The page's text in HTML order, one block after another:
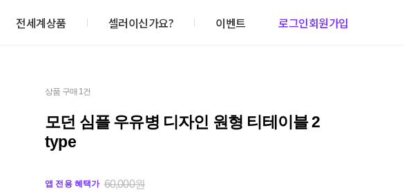
전세계상품 셀러이신가요? 이벤트 로그인회원가입
상품 구매 1건
모던 심플 우유병 디자인 원형 티테이블 2
type
앱 전용 혜택가 60,000원